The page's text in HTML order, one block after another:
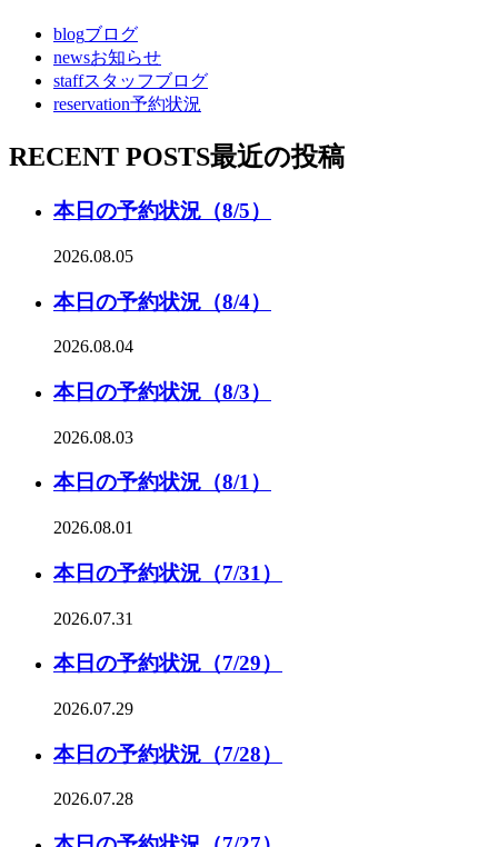
blogブログ
newsお知らせ
staffスタッフブログ
reservation予約状況
RECENT POSTS最近の投稿
本日の予約状況（8/5）
2026.08.05
本日の予約状況（8/4）
2026.08.04
本日の予約状況（8/3）
2026.08.03
本日の予約状況（8/1）
2026.08.01
本日の予約状況（7/31）
2026.07.31
本日の予約状況（7/29）
2026.07.29
本日の予約状況（7/28）
2026.07.28